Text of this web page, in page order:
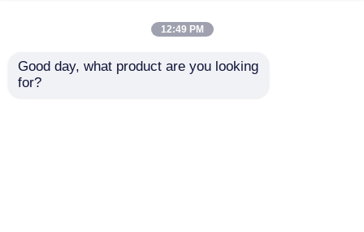
sanguinare BT7N
12:49 PM
Good day, what product are you looking
for?